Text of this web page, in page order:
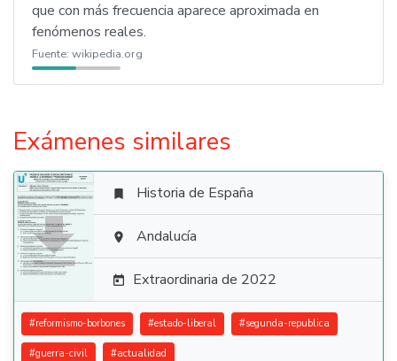
que con más frecuencia aparece aproximada en
fenómenos reales.
Fuente: wikipedia.org
Exámenes similares

 Historia de España
 Andalucía
 Extraordinaria de 2022
#reformismo-borbones #estado-liberal #segunda-republica
#guerra-civil #actualidad